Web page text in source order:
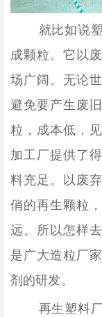
就比如说塑
成颗粒。它以
场广阔。无论
避免要产生废
粒，成本低，
加工厂提供了
料充足。以废
俏的再生颗粒
远。所以怎样
是广大造粒厂
剂的研发。
再生塑料厂